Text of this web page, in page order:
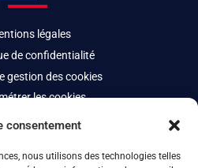
consentement
nous utilisons des technologies telles
légales
de confidentialité
gestion des cookies
les cookies